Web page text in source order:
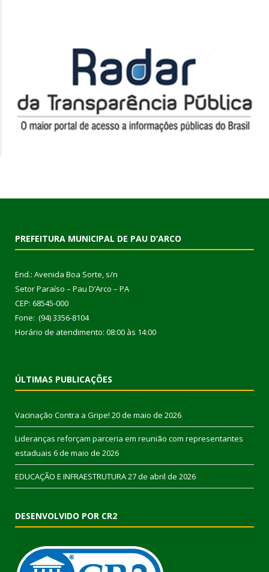
PREFEITURA MUNICIPAL DE PAU D’ARCO
End.: Avenida Boa Sorte, s/n
Setor Paraíso – Pau D’Arco – PA
CEP: 68545-000
Fone: (94) 3356-8104
Horário de atendimento: 08:00 às 14:00
ÚLTIMAS PUBLICAÇÕES
Vacinação Contra a Gripe! 20 de maio de 2026
Lideranças reforçam parceria em reunião com representantes
estaduais 6 de maio de 2026
EDUCAÇÃO E INFRAESTRUTURA27 de abril de 2026
DESENVOLVIDO POR CR2